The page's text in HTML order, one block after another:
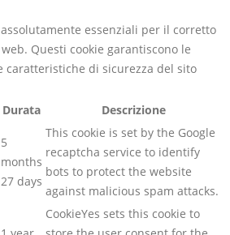
essenziali per il corretto
Questi cookie garantiscono le
caratteristiche di sicurezza del sito
Durata Descrizione
5
months
27 days
This cookie is set by the Google
recaptcha service to identify
bots to protect the website
against malicious spam attacks.
CookieYes sets this cookie to